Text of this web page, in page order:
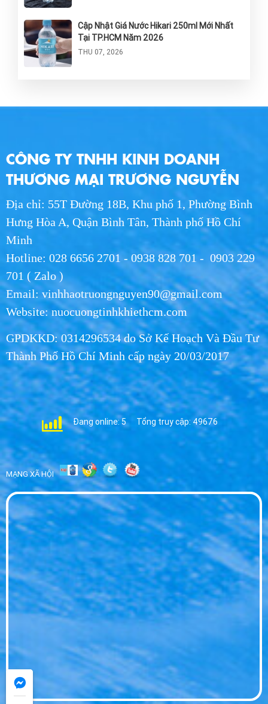
Cập Nhật Giá Nước Hikari 250ml Mới Nhất
Tại TP.HCM Năm 2026
THU 07, 2026
Hàng Nhanh Chóng
Giao Nước Hikari Tận Nơi HCM - Dịch Vụ
Nhanh Chóng, Giá Tốt 2026
Nước Uống Hikari Chính Hãng - Uy Tín, Chất
Lượng, Giao Nhanh
WED 07, 2026
Phân Phối Nước Hikari Khu Công Nghiệp
Long An | Giá Sỉ 2026
WED 07, 2026
Nước Hikari cho Hội nghị - Giải Pháp Nước
Uống Cao Cấp 2026
WED 07, 2026
Đại Lý Nước Hikari Huyện Bến Lức - Phân
Phối Sỉ Lẻ Giá Tốt
WED 07, 2026
Đại Lý Nước Hikari Tp Tân An - Giao Nhanh
Tận Nơi Giá Sỉ
WED 07, 2026
CÔNG TY TNHH KINH DOANH
THƯƠNG MẠI TRƯƠNG NGUYỄN
Địa chỉ: 55T Đường 18B, Khu phố 1, Phường Bình
Hưng Hòa A, Quận Bình Tân, Thành phố Hồ Chí
Minh
Hotline: 028 6656 2701 - 0938 828 701 - 0903 229
701 ( Zalo )
Email: vinhhaotruongnguyen90@gmail.com
Website: nuocuongtinhkhiethcm.com
GPDKKD: 0314296534 do Sở Kế Hoạch Và Đầu Tư
Thành Phố Hồ Chí Minh cấp ngày 20/03/2017
Đang online: 5 Tổng truy cập: 49676
MẠNG XÃ HỘI